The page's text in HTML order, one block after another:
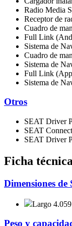
Radio Media
Receptor de
Cuadro de
Full Link
Sistema de
Cuadro de
Sistema de
Full Link
Sistema de
Otros
SEAT Driver
SEAT
SEAT Driver
Ficha técnica
Dimensiones
Largo
Peso y